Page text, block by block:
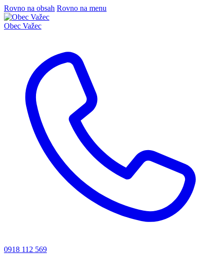
Rovno na obsah Rovno na menu
Obec Važec
0918 112 569